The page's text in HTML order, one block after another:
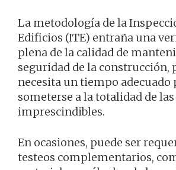
La metodología de la
Edificios (ITE) entraña una
plena de la calidad de
seguridad de la construcción,
necesita un tiempo adecuado
someterse a la totalidad de
imprescindibles.
En ocasiones, puede ser
testeos complementarios,